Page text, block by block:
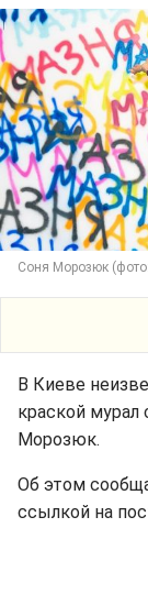
Соня Морозюк
В Киеве
краской
Морозюк.
Об этом
ссылкой на